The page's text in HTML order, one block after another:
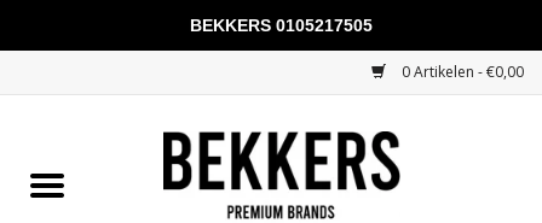
0 Artikelen - €0,00
Mannen
BEKKERS 0105217505